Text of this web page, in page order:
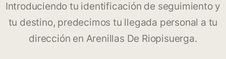
Introduciendo tu identificación de seguimiento y
tu destino, predecimos tu llegada personal a tu
dirección en Arenillas De Riopisuerga.